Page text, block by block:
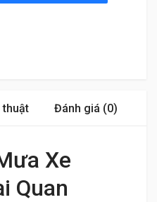
thuật Đánh giá (0)
Xe
Quan